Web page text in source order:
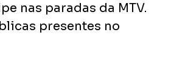
nas paradas da MTV.
presentes no